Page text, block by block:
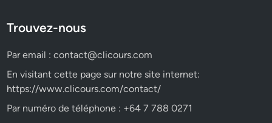
Trouvez-nous
Par email :contact@clicours.com
En visitant cette page sur notre site internet:
https://www.clicours.com/contact/
Par numéro de téléphone : +64 7 788 0271